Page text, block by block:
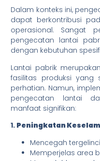
Dalam konteks ini,
dapat berkontribusi
operasional. Sangat
pengecatan lantai
dengan kebutuhan
Lantai pabrik
fasilitas produksi yang
perhatian. Namun,
pengecatan lantai
manfaat signifikan:
1. Peningkatan
Mencegah
Memperjelas area